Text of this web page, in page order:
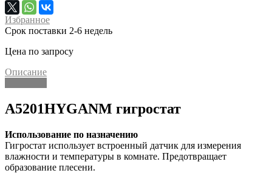
Избранное
Срок поставки 2-6 недель
Цена по запросу
Описание
A5201HYGANM гигростат
Использование по назначению
Гигростат использует встроенный датчик для измерения
влажности и температуры в комнате. Предотвращает
образование плесени.